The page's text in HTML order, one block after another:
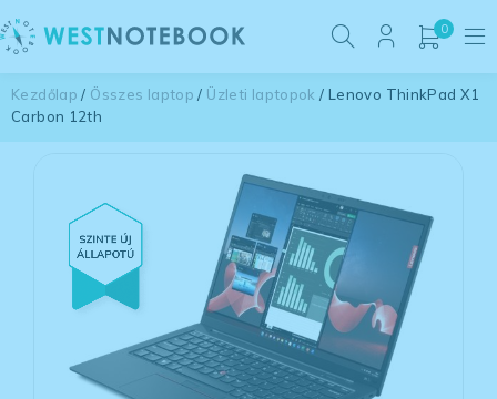
0
Kezdőlap / Összes laptop / Üzleti laptopok / Lenovo ThinkPad X1
Carbon 12th